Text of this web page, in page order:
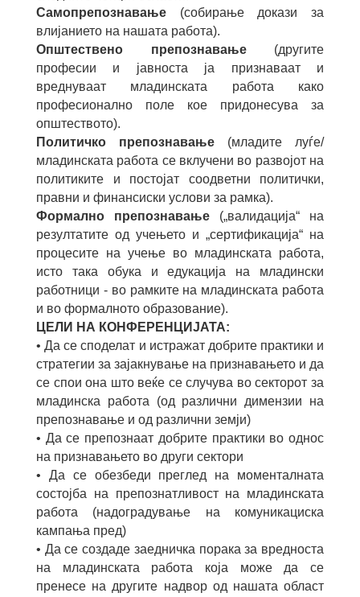
Самопрепознавање (собирање докази за
влијанието на нашата работа).
Општествено препознавање(другите
професии и јавноста ја признаваат и
вреднуваат младинската работа како
професионално поле кое придонесува за
општеството).
Политичко препознавање (младите луѓе/
младинската работа се вклучени во развојот на
политиките и постојат соодветни политички,
правни и финансиски услови за рамка).
Формално препознавање („валидација“ на
резултатите од учењето и „сертификација“ на
процесите на учење во младинската работа,
исто така обука и едукација на младински
работници - во рамките на младинската работа
и во формалното образование).
ЦЕЛИ НА КОНФЕРЕНЦИЈАТА:
• Да се споделат и истражат добрите практики и
стратегии за зајакнување на признавањето и да
се спои она што веќе се случува во секторот за
младинска работа (од различни димензии на
препознавање и од различни земји)
• Да се препознаат добрите практики во однос
на признавањето во други сектори
• Да се обезбеди преглед на моменталната
состојба на препознатливост на младинската
работа (надоградување на комуникациска
кампања пред)
• Да се создаде заедничка порака за вредноста
на младинската работа која може да се
пренесе на другите надвор од нашата област